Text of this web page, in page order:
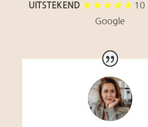
UITSTEKEND ★ ★ ★ ★ ★ 10
Google